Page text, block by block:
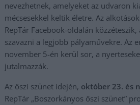
nevezhetnek, amelyeket az udvaron
mécsesekkel keltik életre. Az
RepTár Facebook-oldalán
szavazni a legjobb pályaművekre. Az
november 5-én kerül sor, a
jutalmazzák.
Az őszi szünet idején, október 23. és
RepTár „Boszorkányos őszi szünet”